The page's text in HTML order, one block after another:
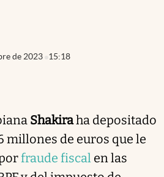
de 2023 15:18
Shakiraha depositado
millones de euros que le
fraude fiscal en las